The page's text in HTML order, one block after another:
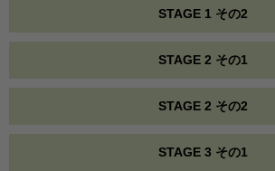
STAGE 1 その2
STAGE 2 その1
STAGE 2 その2
STAGE 3 その1